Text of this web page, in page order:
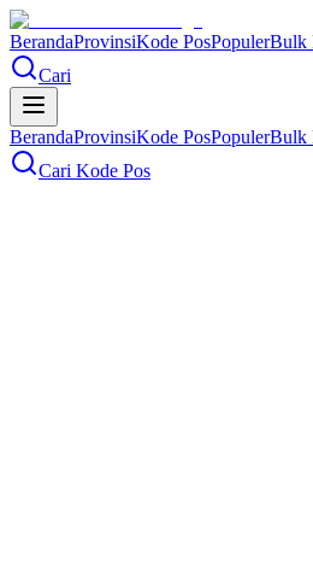
BerandaProvinsiKode PosPopulerBulk
Cari
BerandaProvinsiKode PosPopulerBulk
Cari Kode Pos